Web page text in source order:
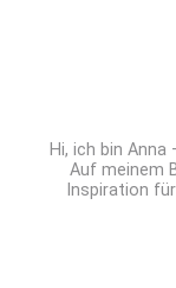
PEPE
Flachste
Hi, ich bin
Auf meinem
Inspiration